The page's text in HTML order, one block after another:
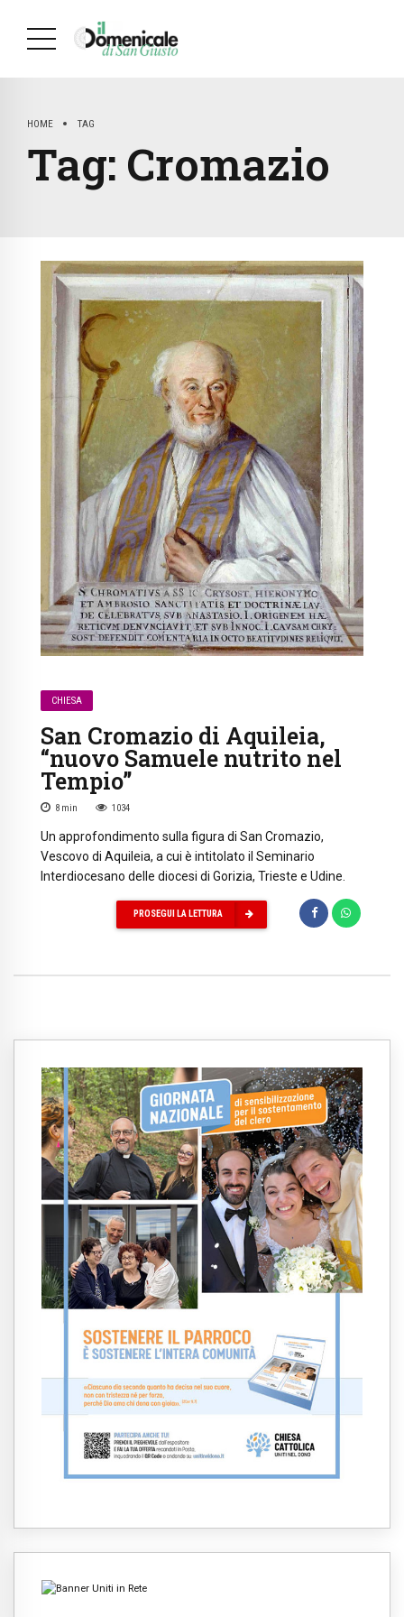
HOME TAG
Tag: Cromazio
CHIESA
San Cromazio di Aquileia,
“nuovo Samuele nutrito nel
Tempio”
8 min 1034
Un approfondimento sulla figura di San Cromazio,
Vescovo di Aquileia, a cui è intitolato il Seminario
Interdiocesano delle diocesi di Gorizia, Trieste e Udine.
PROSEGUI LA LETTURA